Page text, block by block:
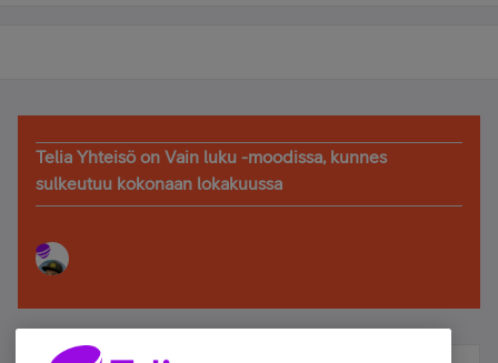
Telia Yhteisö on Vain luku -moodissa, kunnes
sulkeutuu kokonaan lokakuussa